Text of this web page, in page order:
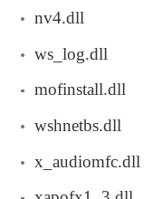
nv4.dll
ws_log.dll
mofinstall.dll
wshnetbs.dll
x_audiomfc.dll